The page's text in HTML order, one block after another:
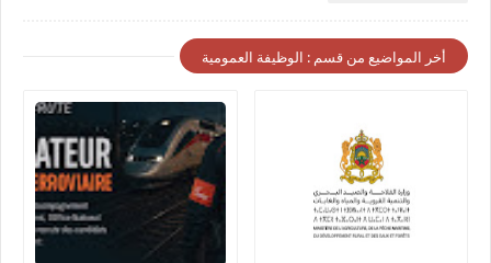
أخر المواضيع من قسم : الوظيفة العمومية